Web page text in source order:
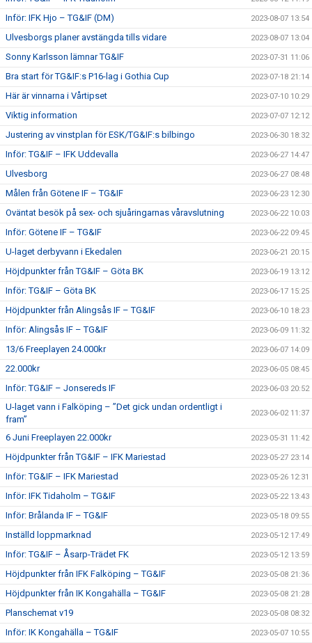
Inför: IFK Hjo – TG&IF (DM) 2023-08-07 13:54
Ulvesborgs planer avstängda tills vidare 2023-08-07 13:04
Sonny Karlsson lämnar TG&IF 2023-07-31 11:06
Bra start för TG&IF:s P16-lag i Gothia Cup 2023-07-18 21:14
Här är vinnarna i Vårtipset 2023-07-10 10:29
Viktig information 2023-07-07 12:12
Justering av vinstplan för ESK/TG&IF:s bilbingo 2023-06-30 18:32
Inför: TG&IF – IFK Uddevalla 2023-06-27 14:47
Ulvesborg 2023-06-27 08:48
Målen från Götene IF – TG&IF 2023-06-23 12:30
Oväntat besök på sex- och sjuåringarnas våravslutning 2023-06-22 10:03
Inför: Götene IF – TG&IF 2023-06-22 09:45
U-laget derbyvann i Ekedalen 2023-06-21 20:15
Höjdpunkter från TG&IF – Göta BK 2023-06-19 13:12
Inför: TG&IF – Göta BK 2023-06-17 15:25
Höjdpunkter från Alingsås IF – TG&IF 2023-06-10 18:23
Inför: Alingsås IF – TG&IF 2023-06-09 11:32
13/6 Freeplayen 24.000kr 2023-06-07 14:09
22.000kr 2023-06-05 08:45
Inför: TG&IF – Jonsereds IF 2023-06-03 20:52
U-laget vann i Falköping – ”Det gick undan ordentligt i
fram”
2023-06-02 11:37
6 Juni Freeplayen 22.000kr 2023-05-31 11:42
Höjdpunkter från TG&IF – IFK Mariestad 2023-05-27 23:14
Inför: TG&IF – IFK Mariestad 2023-05-26 12:31
Inför: IFK Tidaholm – TG&IF 2023-05-22 13:43
Inför: Brålanda IF – TG&IF 2023-05-18 09:55
Inställd loppmarknad 2023-05-12 17:49
Inför: TG&IF – Åsarp-Trädet FK 2023-05-12 13:59
Höjdpunkter från IFK Falköping – TG&IF 2023-05-08 21:36
Höjdpunkter från IK Kongahälla – TG&IF 2023-05-08 21:28
Planschemat v19 2023-05-08 08:32
Inför: IK Kongahälla – TG&IF 2023-05-07 10:55